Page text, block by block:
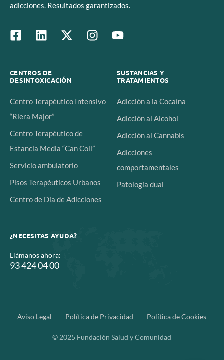
adicciones. Resultados garantizados.
CENTROS DE
DESINTOXICACIÓN
Centro Terapéutico Intensivo
“Riera Major”
Centro Terapéutico de
Estancia Media “Can Coll”
Servicio ambulatorio
Pisos Terapéuticos Urbanos
Centro de Día de Adicciones
SUSTANCIAS Y
TRATAMIENTOS
Adicción a la Cocaína
Adicción al Alcohol
Adicción al Cannabis
Adicciones
comportamentales
Patología dual
¿NECESITAS AYUDA?
Llámanos ahora:
93 424 04 00
Aviso Legal Política de Privacidad Política de Cookies
© 2025 Fundación Salud y Comunidad